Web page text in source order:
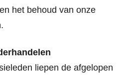
het behoud van onze
liepen de afgelopen